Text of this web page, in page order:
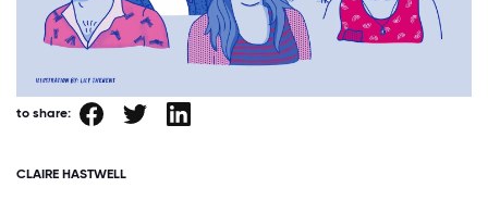
to share:
CLAIRE HASTWELL